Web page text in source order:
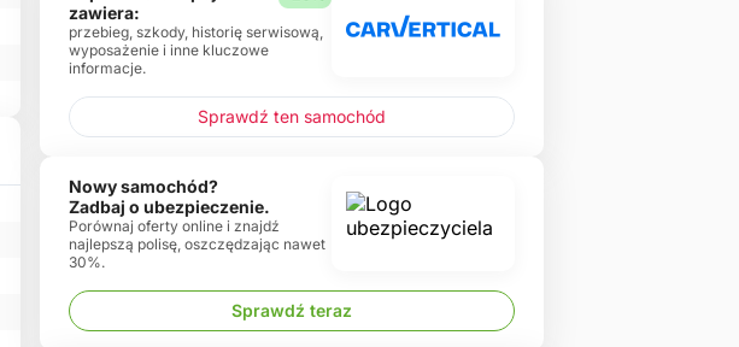
zawiera:
przebieg, szkody, historię serwisową,
wyposażenie i inne kluczowe
informacje.
Sprawdź ten samochód
Nowy samochód?
Zadbaj o ubezpieczenie.
Porównaj oferty online i znajdź
najlepszą polisę, oszczędzając nawet
30%.
Sprawdź teraz